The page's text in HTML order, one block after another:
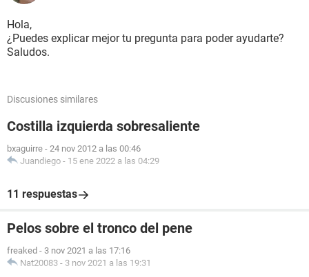
Hola,
¿Puedes explicar mejor tu pregunta para poder ayudarte?
Saludos.
Discusiones similares
Costilla izquierda sobresaliente
bxaguirre - 24 nov 2012 a las 00:46
Juandiego - 15 ene 2022 a las 04:29
11 respuestas
Pelos sobre el tronco del pene
freaked - 3 nov 2021 a las 17:16
Nat20083 - 3 nov 2021 a las 19:31